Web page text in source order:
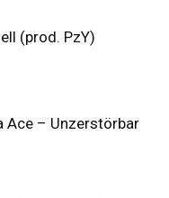
(prod. PzY)
Ace – Unzerstörbar